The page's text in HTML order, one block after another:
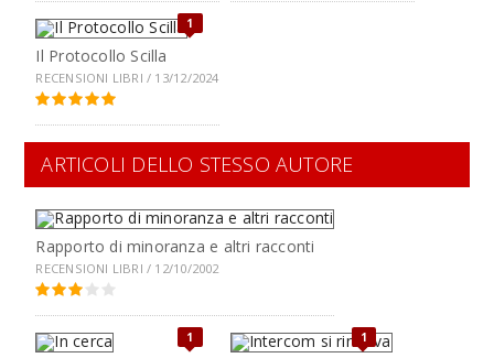
1
Il Protocollo Scilla
RECENSIONI LIBRI / 13/12/2024
ARTICOLI DELLO STESSO AUTORE
Rapporto di minoranza e altri racconti
RECENSIONI LIBRI / 12/10/2002
1 1